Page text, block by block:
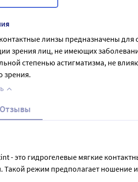
линзы предназначены для
зрения лиц, не имеющих
степенью астигматизма, не
зрения.
Отзывы
- это гидрогелевые мягкие
режим предполагает ношение